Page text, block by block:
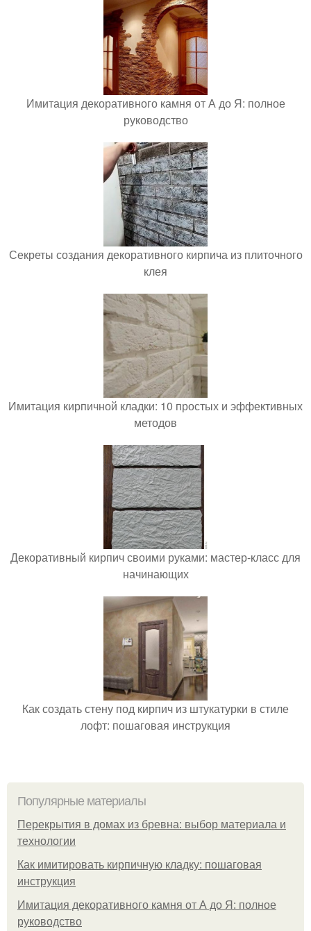
Имитация декоративного камня от А до Я: полное
руководство
Секреты создания декоративного кирпича из плиточного
клея
Имитация кирпичной кладки: 10 простых и эффективных
методов
Декоративный кирпич своими руками: мастер-класс для
начинающих
Как создать стену под кирпич из штукатурки в стиле
лофт: пошаговая инструкция
Популярные материалы
Перекрытия в домах из бревна: выбор материала и
технологии
Как имитировать кирпичную кладку: пошаговая
инструкция
Имитация декоративного камня от А до Я: полное
руководство